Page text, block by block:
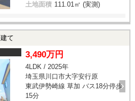
土地面積 111.01㎡ (実測)
て
3,490万円
4LDK / 2025年
埼玉県川口市大字安行原
東武伊勢崎線 草加 バス18分停歩
15分